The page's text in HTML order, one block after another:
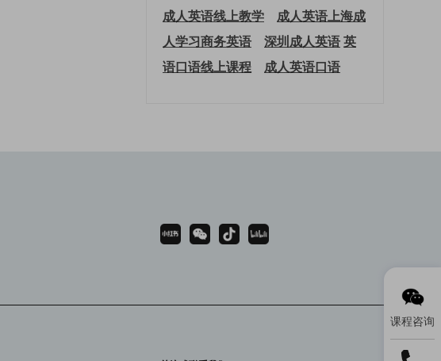
成人英语线上教学
成人英语上海成
人学习商务英语
深圳成人英语英
语口语线上课程
成人英语口语
课程咨询